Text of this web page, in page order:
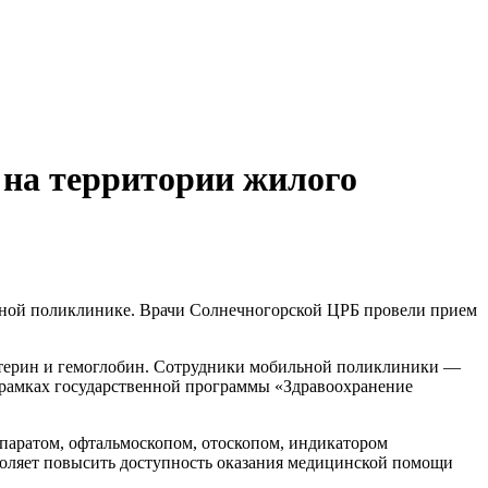
территории жилого
поликлинике. Врачи Солнечногорской ЦРБ провели прием
и гемоглобин. Сотрудники мобильной поликлиники —
государственной программы «Здравоохранение
офтальмоскопом, отоскопом, индикатором
повысить доступность оказания медицинской помощи